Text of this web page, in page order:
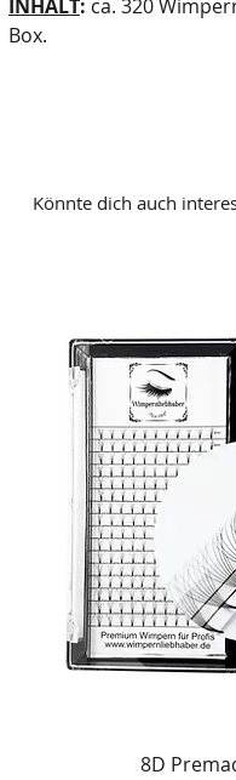
INHALT: ca. 320
Box.
8D
Könnte dich auch